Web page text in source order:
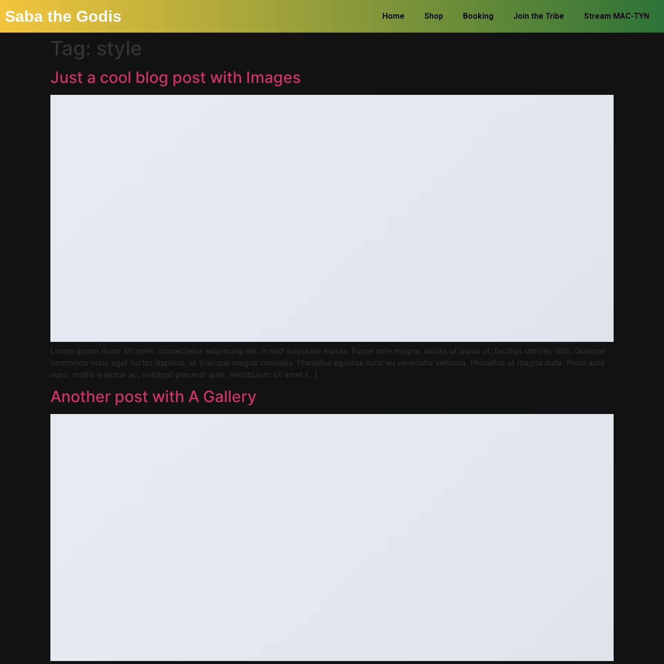
Saba the Godis Home Shop Booking Join the Tribe Stream MAC-TYN
Tag: style
Just a cool blog post with Images
Lorem ipsum dolor sit amet, consectetur adipiscing elit. In sed vulputate massa. Fusce ante magna, iaculis ut purus ut, facilisis ultrices nibh. Quisque
commodo nunc eget tortor dapibus, et tristique magna convallis. Phasellus egestas nunc eu venenatis vehicula. Phasellus et magna nulla. Proin ante
nunc, mollis a lectus ac, volutpat placerat ante. Vestibulum sit amet […]
Another post with A Gallery